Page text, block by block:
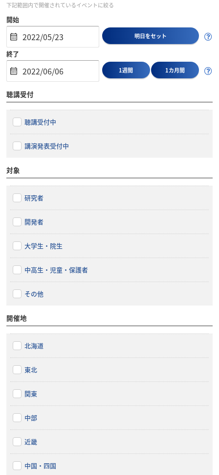
下記範囲内で開催されているイベントに絞る
開始
明日をセット
終了
1週間 1カ月間
聴講受付
聴講受付中
講演発表受付中
対象
研究者
開発者
大学生・院生
中高生・児童・保護者
その他
開催地
北海道
東北
関東
中部
近畿
中国・四国